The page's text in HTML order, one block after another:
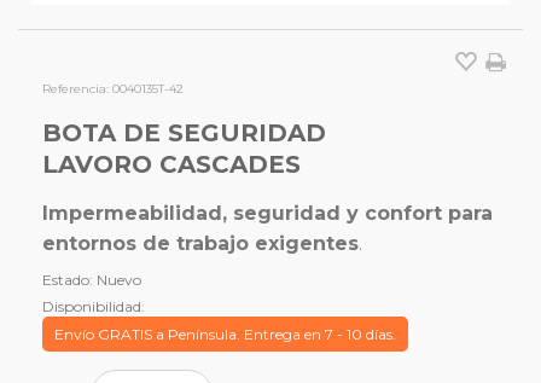
Referencia: 0040135T-42
BOTA DE SEGURIDAD
LAVORO CASCADES
Impermeabilidad, seguridad y confort para
entornos de trabajo exigentes.
Estado: Nuevo
Disponibilidad:
Envío GRATIS a Península. Entrega en 7 - 10 días.